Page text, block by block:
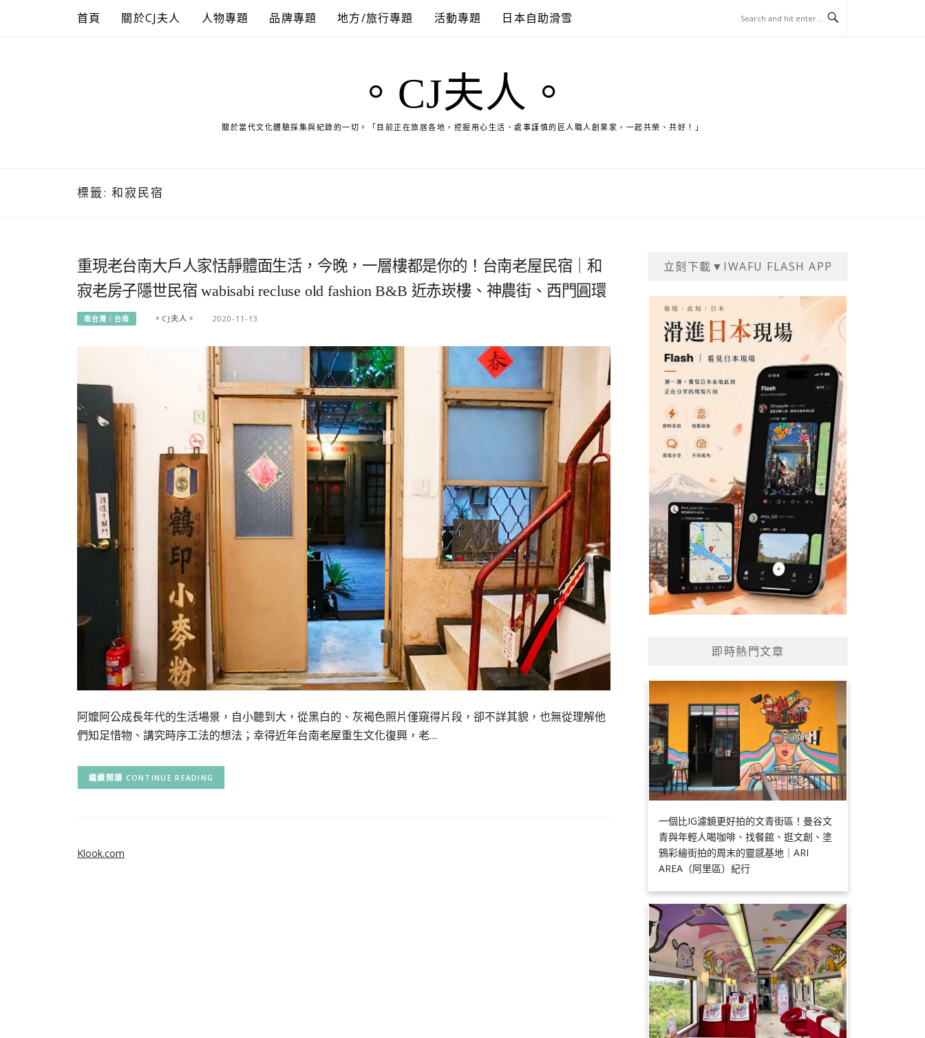
首頁 關於CJ夫人 人物專題 品牌專題 地方/旅行專題 活動專題 日本自助滑雪
。CJ夫人。
關於當代文化體驗採集與紀錄的一切。「目前正在旅居各地，挖掘用心生活、處事謹慎的匠人職人創業家，一起共榮、共好！」
標籤: 和寂民宿
重現老台南大戶人家恬靜體面生活，今晚，一層樓都是你的！台南老屋民宿｜和
寂老房子隱世民宿 wabisabi recluse old fashion B&B 近赤崁樓、神農街、西門圓環
南台灣｜台南 。CJ夫人。 2020-11-13
阿嬤阿公成長年代的生活場景，自小聽到大，從黑白的、灰褐色照片僅窺得片段，卻不詳其貌，也無從理解他
們知足惜物、講究時序工法的想法；幸得近年台南老屋重生文化復興，老…
CONTINUE READING
立刻下載▼IWAFU FLASH APP
即時熱門文章
一個比IG濾鏡更好拍的文青街區！曼谷文
青與年輕人喝咖啡、找餐館、逛文創、塗
鴉彩繪街拍的周末的靈感基地｜ARI
AREA（阿里區）紀行
Klook.com